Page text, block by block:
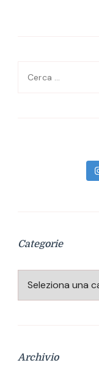
Ricerca
Categorie
Categorie
Archivio